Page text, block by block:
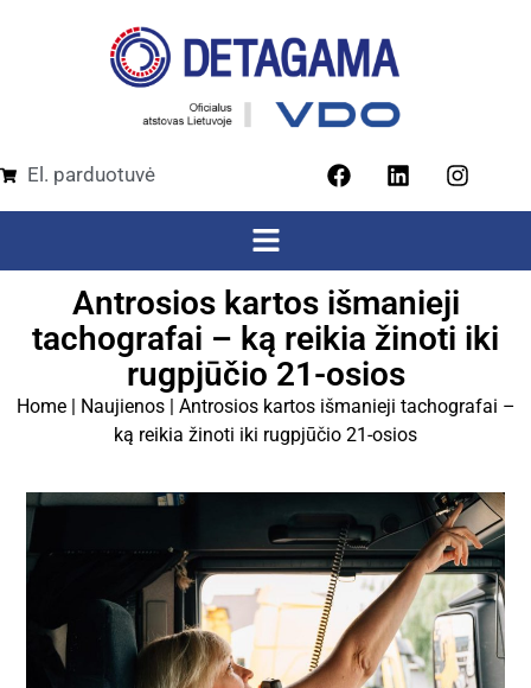
El. parduotuvė
Antrosios kartos išmanieji
tachografai – ką reikia žinoti iki
rugpjūčio 21-osios
Home| Naujienos| Antrosios kartos išmanieji tachografai –
ką reikia žinoti iki rugpjūčio 21-osios